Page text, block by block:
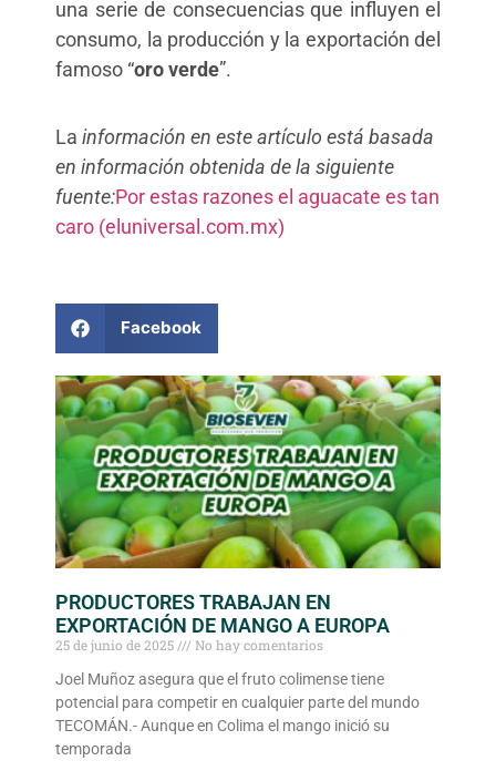
una serie de consecuencias que influyen el
consumo, la producción y la exportación del
famoso “oro verde”.
La información en este artículo está basada
en información obtenida de la siguiente
fuente:Por estas razones el aguacate es tan
caro (eluniversal.com.mx)
Facebook
PRODUCTORES TRABAJAN EN
EXPORTACIÓN DE MANGO A EUROPA
25 de junio de 2025
No hay comentarios
Joel Muñoz asegura que el fruto colimense tiene
potencial para competir en cualquier parte del mundo
TECOMÁN.- Aunque en Colima el mango inició su
temporada